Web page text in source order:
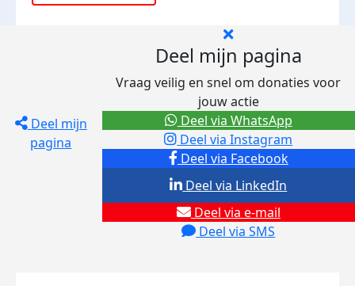
Deel mijn
pagina
Deel mijn pagina
Vraag veilig en snel om donaties voor
jouw actie
Deel via Facebook
Deel via Instagram
Deel via e-mail
Deel via SMS
Deel via LinkedIn
Deel via WhatsApp